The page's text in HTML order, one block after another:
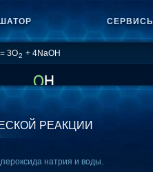
СЕРВИСЫ
= 3O2 + 4NaOH
РЕАКЦИИ
натрия и воды.